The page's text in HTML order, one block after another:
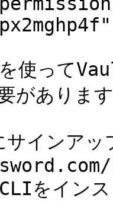
使って
がありま
インアッ
をインス